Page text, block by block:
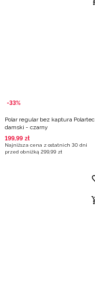
-33%
Polar regular bez kaptura Polartec
damski - czarny
199,99 zł
Najniższa cena z ostatnich 30 dni
przed obniżką 299,99 zł